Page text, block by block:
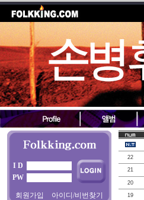
I D
PW
회원가입 아이디/비번찾기
22
21
20
19